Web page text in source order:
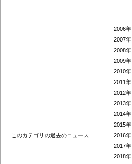
このカテゴリの過去のニュース
2006年
2007年
2008年
2009年
2010年
2011年
2012年
2013年
2014年
2015年
2016年
2017年
2018年